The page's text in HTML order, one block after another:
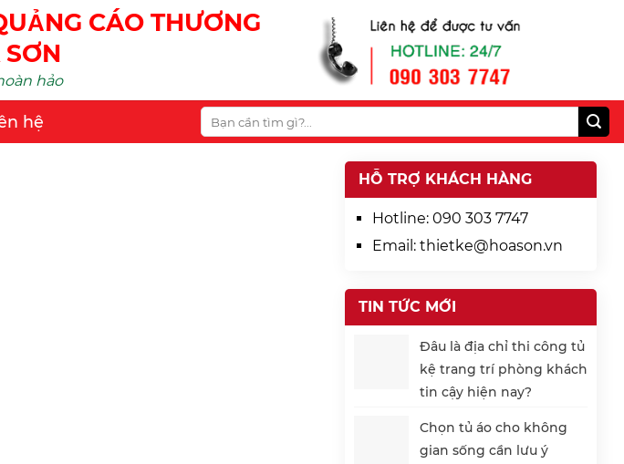
CÁO THƯƠNG
hảo
hệ
HỖ TRỢ KHÁCH HÀNG
Hotline: 090 303 7747
Email: thietke@hoason.vn
TIN TỨC MỚI
Đâu là địa chỉ thi công tủ
kệ trang trí phòng khách
tin cậy hiện nay?
Chọn tủ áo cho không
gian sống cần lưu ý